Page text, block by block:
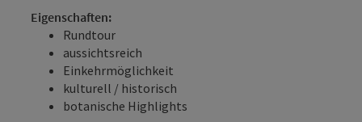
Eigenschaften:
Rundtour
aussichtsreich
Einkehrmöglichkeit
kulturell / historisch
botanische Highlights